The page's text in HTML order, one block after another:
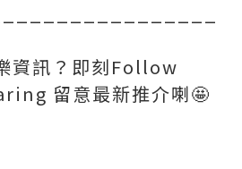
資訊？即刻Follow
留意最新推介喇🤩